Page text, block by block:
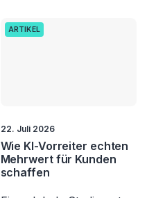
ARTIKEL
22. Juli 2026
Wie KI-Vorreiter echten
Mehrwert für Kunden
schaffen